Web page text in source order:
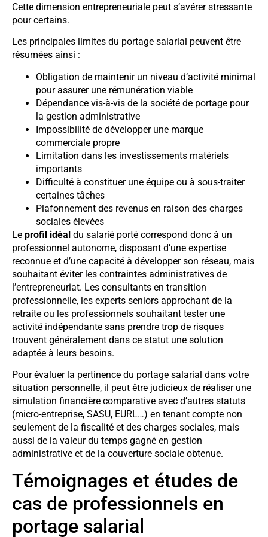
Cette dimension entrepreneuriale peut s’avérer stressante
pour certains.
Les principales limites du portage salarial peuvent être
résumées ainsi :
Obligation de maintenir un niveau d’activité minimal
pour assurer une rémunération viable
Dépendance vis-à-vis de la société de portage pour
la gestion administrative
Impossibilité de développer une marque
commerciale propre
Limitation dans les investissements matériels
importants
Difficulté à constituer une équipe ou à sous-traiter
certaines tâches
Plafonnement des revenus en raison des charges
sociales élevées
Le profil idéal du salarié porté correspond donc à un
professionnel autonome, disposant d’une expertise
reconnue et d’une capacité à développer son réseau, mais
souhaitant éviter les contraintes administratives de
l’entrepreneuriat. Les consultants en transition
professionnelle, les experts seniors approchant de la
retraite ou les professionnels souhaitant tester une
activité indépendante sans prendre trop de risques
trouvent généralement dans ce statut une solution
adaptée à leurs besoins.
Pour évaluer la pertinence du portage salarial dans votre
situation personnelle, il peut être judicieux de réaliser une
simulation financière comparative avec d’autres statuts
(micro-entreprise, SASU, EURL…) en tenant compte non
seulement de la fiscalité et des charges sociales, mais
aussi de la valeur du temps gagné en gestion
administrative et de la couverture sociale obtenue.
Témoignages et études de
cas de professionnels en
portage salarial